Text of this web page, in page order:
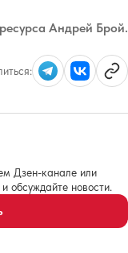
Андрей Брой.
Дзен-канале или
обсуждайте новости.